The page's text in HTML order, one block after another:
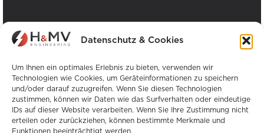
Datenschutz & Cookies
Um Ihnen ein optimales Erlebnis zu bieten, verwenden wir
Technologien wie Cookies, um Geräteinformationen zu speichern
und/oder darauf zuzugreifen. Wenn Sie diesen Technologien
zustimmen, können wir Daten wie das Surfverhalten oder eindeutige
IDs auf dieser Website verarbeiten. Wenn Sie Ihre Zustimmung nicht
erteilen oder zurückziehen, können bestimmte Merkmale und
Funktionen beeinträchtigt werden.
Unsere Büros .